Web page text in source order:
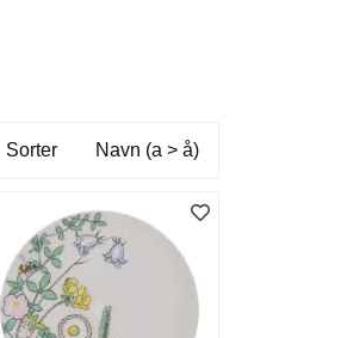
Sorter Navn (a > å)